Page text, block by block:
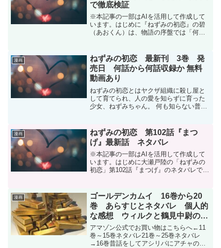
で徹底検証
※本記事の一部はAIを活用して作成して
います。はじめに『ねずみの初恋』の碧
（あおくん）は、物語の序盤では「何も
も知らない普通の青年として説明されて
います。ねずみと碧が恋...
漫画
ねずみの初恋 最新刊 3巻 発
売日 何話から何話収録か 無料
動画あり
ねずみの初恋とはヤクザ組織に殺し屋と
して育てられ、人の愛を知らずに育った
少女、ねずみちゃん。 何も知らない普通
を許すはずもなく、あお君を誘拐し、抹
殺しようとする。 愛...
漫画
ねずみの初恋 第102話『まつ
げ』最新話 ネタバレ
※本記事の一部はAIを活用して作成して
います。はじめに大瀬戸陸の「ねずみの
初恋」第102話『まつげ』のネタバレで
号発売は4月13日予定です。掲載誌↓ヤン
グマガジン 20...
漫画
ゴールデンカムイ 16巻から20
巻 あらすじとネタバレ 個人的
な感想 ウィルクと鶴見中尉の出
会い
アマゾン公式でお買い物はこちらへ←11
巻～15巻ネタバレ21巻～25巻ネタバレ
→16巻昔話をしてアシリパにアチャのこ